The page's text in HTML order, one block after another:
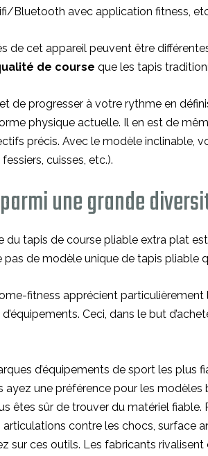
Bluetooth avec application fitness,
de cet appareil peuvent être
de course que les tapis
de progresser à votre rythme en
physique actuelle. Il en est de
précis. Avec le modèle inclinable,
cuisses, etc.).
une grande
du tapis de course pliable extra plat est
pas de modèle unique de tapis pliable
fitness apprécient
Ceci, dans le but
d’équipements de sport les
ayez une préférence pour les modèles
êtes sûr de trouver du matériel
contre les chocs, surface
sur ces outils. Les fabricants